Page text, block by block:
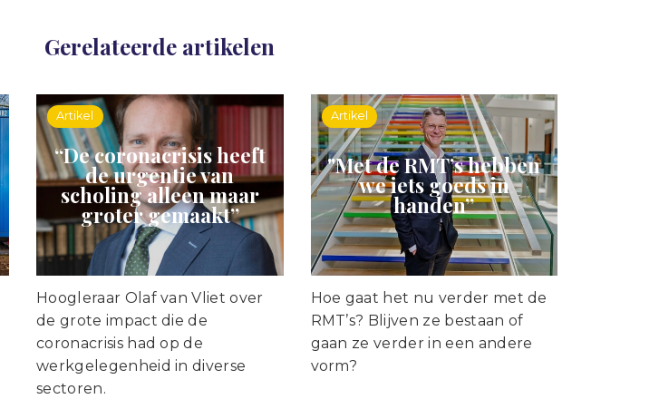
Gerelateerde artikelen
Artikel
“De coronacrisis heeft
de urgentie van
scholing alleen maar
groter gemaakt”
Hoogleraar Olaf van Vliet over
de grote impact die de
coronacrisis had op de
werkgelegenheid in diverse
sectoren.
Artikel
"Met de RMT’s hebben
we iets goeds in
handen”
Hoe gaat het nu verder met de
RMT’s? Blijven ze bestaan of
gaan ze verder in een andere
vorm?